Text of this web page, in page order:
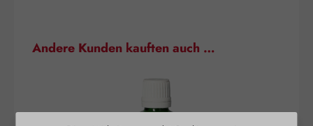
Produktgalerie überspringen
Andere Kunden kauften auch …